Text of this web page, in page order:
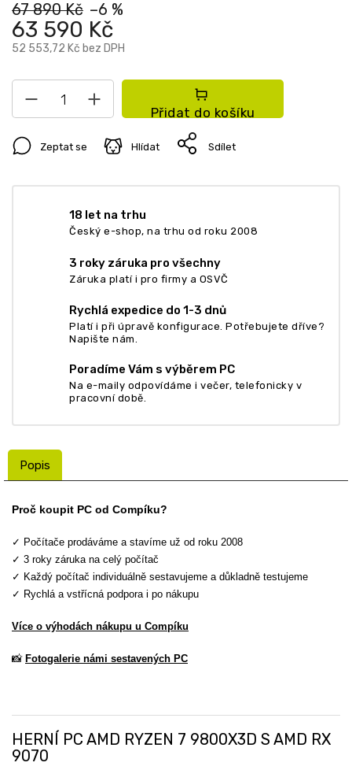
67 890 Kč –6 %
63 590 Kč
52 553,72 Kč bez DPH
Přidat do košíku
Zeptat se Hlídat Sdílet
18 let na trhu
Český e-shop, na trhu od roku 2008
3 roky záruka pro všechny
Záruka platí i pro firmy a OSVČ
Rychlá expedice do 1-3 dnů
Platí i při úpravě konfigurace. Potřebujete dříve?
Napište nám.
Poradíme Vám s výběrem PC
Na e-maily odpovídáme i večer, telefonicky v
pracovní době.
Popis
Proč koupit PC od Compíku?
✓ Počítače prodáváme a stavíme už od roku 2008
✓ 3 roky záruka na celý počítač
✓ Každý počítač individuálně sestavujeme a důkladně testujeme
✓ Rychlá a vstřícná podpora i po nákupu
Více o výhodách nákupu u Compíku
📸 Fotogalerie námi sestavených PC
HERNÍ PC AMD RYZEN 7 9800X3D S AMD RX
9070